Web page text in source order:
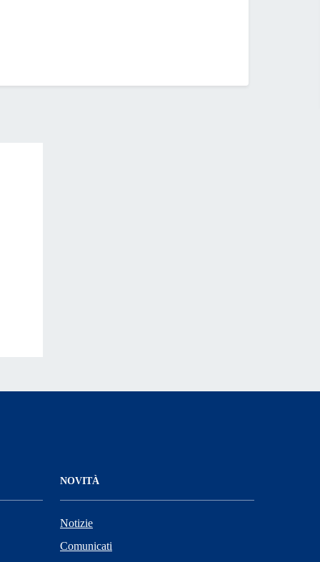
NOVITÀ
Notizie
Comunicati